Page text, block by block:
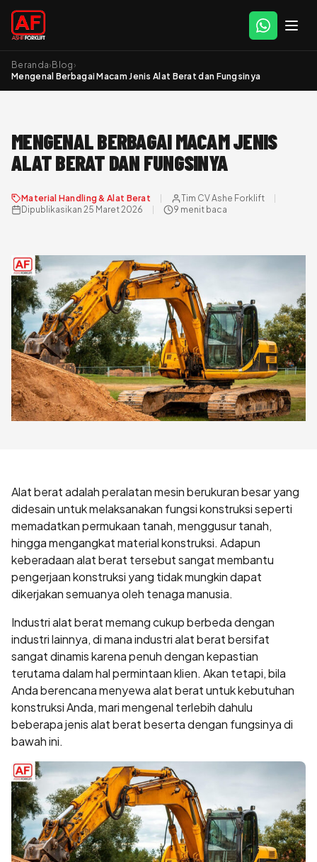
Beranda› Blog ›
Mengenal Berbagai Macam Jenis Alat Berat dan Fungsinya
MENGENAL BERBAGAI MACAM JENIS
ALAT BERAT DAN FUNGSINYA
Material Handling & Alat Berat
Tim CV Ashe Forklift
Dipublikasikan 25 Maret 2026
9 menit baca
Alat berat adalah peralatan mesin berukuran besar yang
didesain untuk melaksanakan fungsi konstruksi seperti
memadatkan permukaan tanah, menggusur tanah,
hingga mengangkat material konstruksi. Adapun
keberadaan alat berat tersebut sangat membantu
pengerjaan konstruksi yang tidak mungkin dapat
dikerjakan semuanya oleh tenaga manusia.
Industri alat berat memang cukup berbeda dengan
industri lainnya, di mana industri alat berat bersifat
sangat dinamis karena penuh dengan kepastian
terutama dalam hal permintaan klien. Akan tetapi, bila
Anda berencana menyewa alat berat untuk kebutuhan
konstruksi Anda, mari mengenal terlebih dahulu
beberapa jenis alat berat beserta dengan fungsinya di
bawah ini.